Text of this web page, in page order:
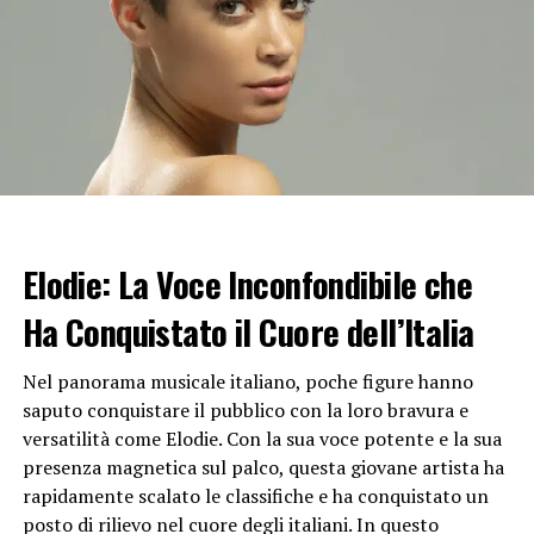
personali e così via.
L’Impatto del Gossip sulle Carriere
Il gossip può influenzare negativamente le carriere in
diversi modi:
1. Danneggia la Reputazione: Le voci maligne possono
superiori.
2. Creazione di Competizione Negativa: Il gossip può
alimentare una cultura di competizione dannosa, dove i
colleghi cercano di screditarsi a vicenda per ottenere
vantaggi personali.
3. Distrazione e Riduzione dell’Efficienza: I dipendenti
coinvolti nel gossip tendono a concentrarsi meno sulle
Elodie: La Voce Inconfondibile che
Ha Conquistato il Cuore dell’Italia
Nel panorama musicale italiano, poche figure hanno
saputo conquistare il pubblico con la loro bravura e
versatilità come Elodie. Con la sua voce potente e la sua
presenza magnetica sul palco, questa giovane artista ha
rapidamente scalato le classifiche e ha conquistato un
posto di rilievo nel cuore degli italiani. In questo